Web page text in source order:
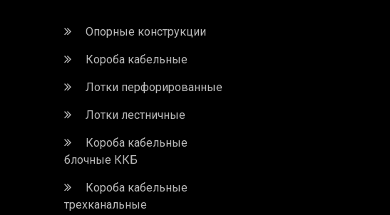
Опорные конструкции
Короба кабельные
Лотки перфорированные
Лотки лестничные
Короба кабельные
блочные ККБ
Короба кабельные
трехканальные